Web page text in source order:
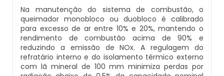
Caldeiras E Vasos De Pressão
Comprar Caldeira
Controle E Automação De Caldeiras
Inspeção Dimensional De Caldeiraria E
Tubulação
Inspeção Em Caldeiras
Montagem De Caldeiras A Vapor
Montagem De Caldeiras Preço
Montagem De Caldeiras A Gás
Distribuidor De Caldeira A Vapor
Empresa De Caldeira A Vapor
Fabrica De Caldeira A Vapor
Peças Para Caldeira A Gás
Queimador De Caldeira A Gás
Queimador Para Caldeira A Gás
Na manutenção do sistema de combustão, o
queimador monobloco ou duobloco é calibrado
para excesso de ar entre 10% e 20%, mantendo o
rendimento de combustão acima de 90% e
reduzindo a emissão de NOx. A regulagem do
refratário interno e do isolamento térmico externo
com lã mineral de 100 mm minimiza perdas por